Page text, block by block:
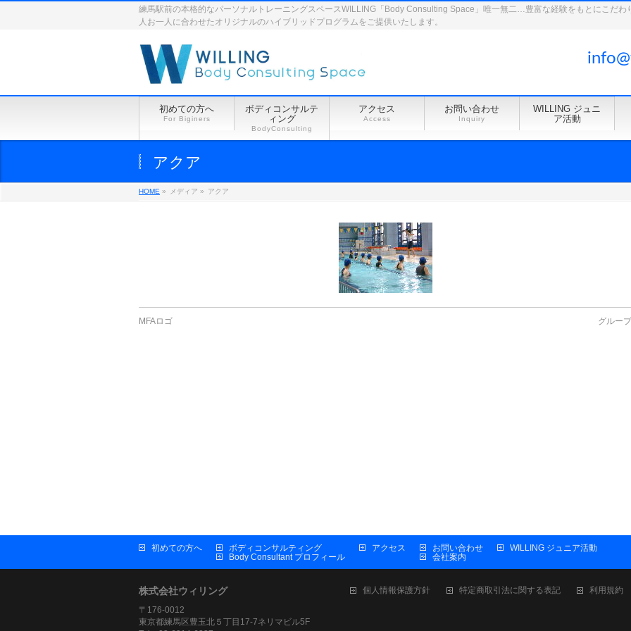
練馬駅前の本格的なパーソナルトレーニングスペースWILLING「Body Consulting Space」唯一無二…豊富な経験をもとにこだわ
人お一人に合わせたオリジナルのハイブリッドプログラムをご提供いたします。
初めての方へ
For Biginers
ボディコンサルテ
ィング
BodyConsulting
アクセス
Access
お問い合わせ
Inquiry
WILLING ジュニ
ア活動
アクア
HOME » メディア » アクア
MFAロゴ グループ
初めての方へ
ボディコンサルティング
Body Consultant プロフィール
アクセス
お問い合わせ
会社案内
WILLING ジュニア活動
株式会社ウィリング
〒176-0012
東京都練馬区豊玉北５丁目17-7ネリマビル5F
個人情報保護方針 特定商取引法に関する表記 利用規約